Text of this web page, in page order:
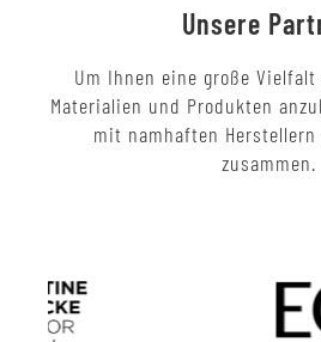
Unsere
Um Ihnen eine große
Materialien und Produkten
mit namhaften Herstellern
zusammen.